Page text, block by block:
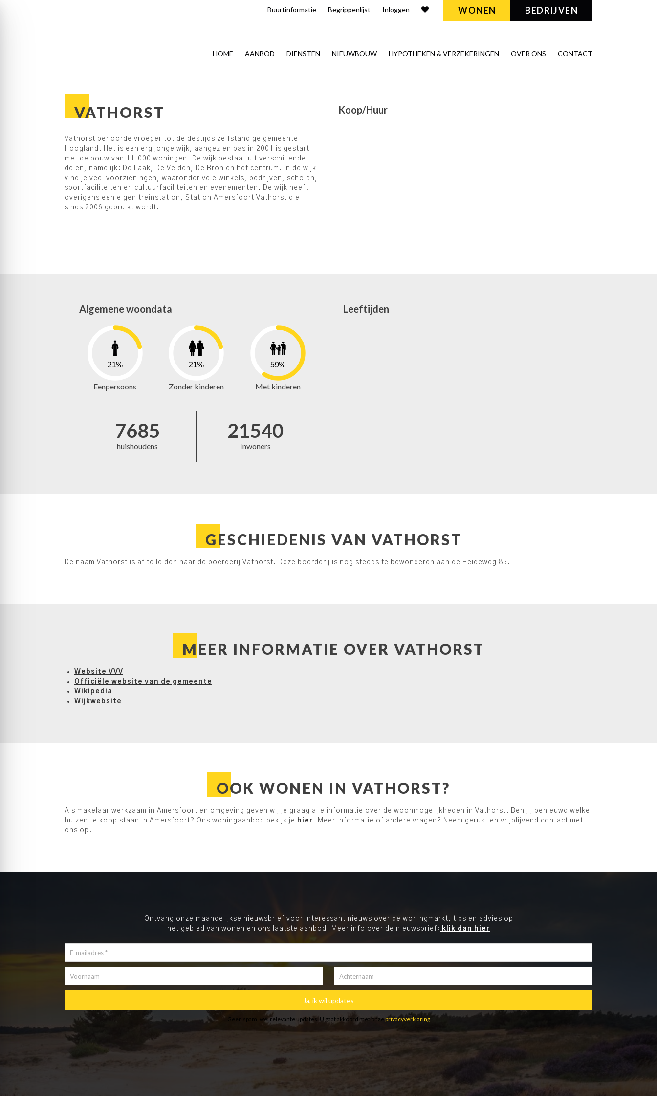
WONEN BEDRIJVEN
Buurt​informatie Begrippenlijst Inloggen
HOME AANBOD DIENSTEN NIEUWBOUW HYPOTHEKEN & VERZEKERINGEN OVER ONS CONTACT
VATHORST
Vathorst behoorde vroeger tot de destijds zelfstandige gemeente
Hoogland. Het is een erg jonge wijk, aangezien pas in 2001 is gestart
met de bouw van 11.000 woningen. De wijk bestaat uit verschillende
delen, namelijk: De Laak, De Velden, De Bron en het centrum. In de wijk
vind je veel voorzieningen, waaronder vele winkels, bedrijven, scholen,
sportfaciliteiten en cultuurfaciliteiten en evenementen. De wijk heeft
overigens een eigen treinstation, Station Amersfoort Vathorst die
sinds 2006 gebruikt wordt.
Koop/Huur
Algemene woondata
21%
Eenpersoons
21%
Zonder kinderen
59%
Met kinderen
7685
huishoudens
21540
Inwoners
Leeftijden
GESCHIEDENIS VAN VATHORST
De naam Vathorst is af te leiden naar de boerderij Vathorst. Deze boerderij is nog steeds te bewonderen aan de Heideweg 85.
MEER INFORMATIE OVER VATHORST
Website VVV
Officiële website van de gemeente
Wikipedia
Wijkwebsite
OOK WONEN IN VATHORST?
Als makelaar werkzaam in Amersfoort en omgeving geven wij je graag alle informatie over de woonmogelijkheden in Vathorst. Ben jij benieuwd welke
huizen te koop staan in Amersfoort? Ons woningaanbod bekijk je hier . Meer informatie of andere vragen? Neem gerust en vrijblijvend contact met
ons op.
Ontvang onze maandelijkse nieuwsbrief voor interessant nieuws over de woningmarkt, tips en advies op
het gebied van wonen en ons laatste aanbod. Meer info over de nieuwsbrief: klik dan hier